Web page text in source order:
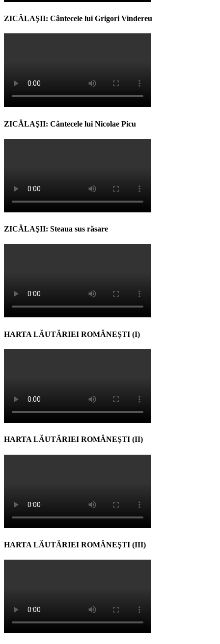
ZICĂLAŞII: Cântecele lui Grigori Vindereu
ZICĂLAŞII: Cântecele lui Nicolae Picu
ZICĂLAŞII: Steaua sus răsare
HARTA LĂUTĂRIEI ROMÂNEŞTI (I)
HARTA LĂUTĂRIEI ROMÂNEŞTI (II)
HARTA LĂUTĂRIEI ROMÂNEŞTI (III)